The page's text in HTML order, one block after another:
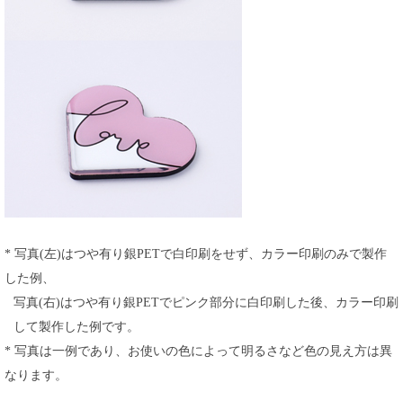
* 写真(左)はつや有り銀PETで白印刷をせず、カラー印刷のみで製作
した例、
写真(右)はつや有り銀PETでピンク部分に白印刷した後、カラー印刷
して製作した例です。
* 写真は一例であり、お使いの色によって明るさなど色の見え方は異
なります。